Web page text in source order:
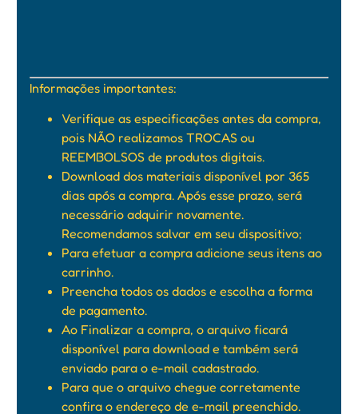
Informações importantes:
Verifique as especificações antes da compra,
pois NÃO realizamos TROCAS ou
REEMBOLSOS de produtos digitais.
Download dos materiais disponível por 365
dias após a compra. Após esse prazo, será
necessário adquirir novamente.
Recomendamos salvar em seu dispositivo;
Para efetuar a compra adicione seus itens ao
carrinho.
Preencha todos os dados e escolha a forma
de pagamento.
Ao Finalizar a compra, o arquivo ficará
disponível para download e também será
enviado para o e-mail cadastrado.
Para que o arquivo chegue corretamente
confira o endereço de e-mail preenchido.